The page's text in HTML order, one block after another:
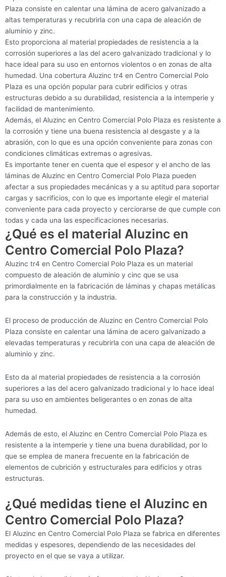
Plaza consiste en calentar una lámina de acero galvanizado a
altas temperaturas y recubrirla con una capa de aleación de
aluminio y zinc.
Esto proporciona al material propiedades de resistencia a la
corrosión superiores a las del acero galvanizado tradicional y lo
hace ideal para su uso en entornos violentos o en zonas de alta
humedad. Una cobertura Aluzinc tr4 en Centro Comercial Polo
Plaza es una opción popular para cubrir edificios y otras
estructuras debido a su durabilidad, resistencia a la intemperie y
facilidad de mantenimiento.
Además, el Aluzinc en Centro Comercial Polo Plaza es resistente a
la corrosión y tiene una buena resistencia al desgaste y a la
abrasión, con lo que es una opción conveniente para zonas con
condiciones climáticas extremas o agresivas.
Es importante tener en cuenta que el espesor y el ancho de las
láminas de Aluzinc en Centro Comercial Polo Plaza pueden
afectar a sus propiedades mecánicas y a su aptitud para soportar
cargas y sacrificios, con lo que es importante elegir el material
conveniente para cada proyecto y cerciorarse de que cumple con
todas y cada una las especificaciones necesarias.
¿Qué es el material Aluzinc en
Centro Comercial Polo Plaza?
Aluzinc tr4 en Centro Comercial Polo Plaza es un material
compuesto de aleación de aluminio y cinc que se usa
primordialmente en la fabricación de láminas y chapas metálicas
para la construcción y la industria.
El proceso de producción de Aluzinc en Centro Comercial Polo
Plaza consiste en calentar una lámina de acero galvanizado a
elevadas temperaturas y recubrirla con una capa de aleación de
aluminio y zinc.
Esto da al material propiedades de resistencia a la corrosión
superiores a las del acero galvanizado tradicional y lo hace ideal
para su uso en ambientes beligerantes o en zonas de alta
humedad.
Además de esto, el Aluzinc en Centro Comercial Polo Plaza es
resistente a la intemperie y tiene una buena durabilidad, por lo
que se emplea de manera frecuente en la fabricación de
elementos de cubrición y estructurales para edificios y otras
estructuras.
¿Qué medidas tiene el Aluzinc en
Centro Comercial Polo Plaza?
El Aluzinc en Centro Comercial Polo Plaza se fabrica en diferentes
medidas y espesores, dependiendo de las necesidades del
proyecto en el que se vaya a utilizar.